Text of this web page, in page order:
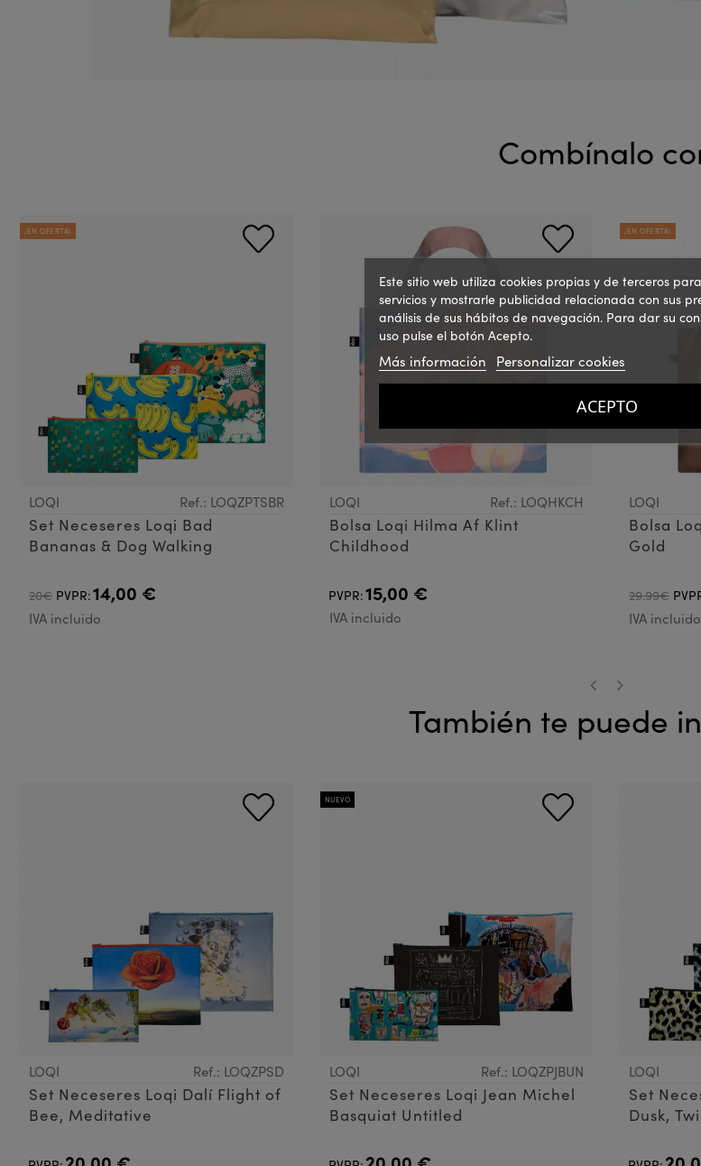
Combínalo
¡EN OFERTA!
LOQI Ref.: LOQZPTSBR
Set Neceseres Loqi Bad
Bananas & Dog Walking
20€ PVPR:14,00 €
IVA incluido
LOQI Ref.: LOQHKCH
Bolsa Loqi Hilma Af Klint
Childhood
PVPR:15,00 €
IVA incluido
¡EN OFERTA!
LOQI
Bolsa
Gold
29.99€
IVA incluido
‹ ›
También te puede
LOQI Ref.: LOQZPSD
Set Neceseres Loqi Dalí Flight of
Bee, Meditative
NUEVO
LOQI Ref.: LOQZPJBUN
Set Neceseres Loqi Jean Michel
Basquiat Untitled
LOQI
Set
Dusk,
Este sitio web utiliza cookies propias y de terceros
servicios y mostrarle publicidad relacionada con sus
análisis de sus hábitos de navegación. Para dar su
uso pulse el botón Acepto.
Más información Personalizar cookies
ACEPTO